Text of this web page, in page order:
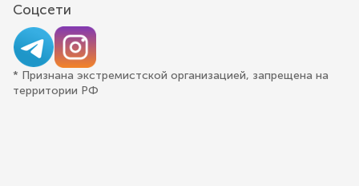
Соцсети
* Признана экстремистской организацией, запрещена на
территории РФ